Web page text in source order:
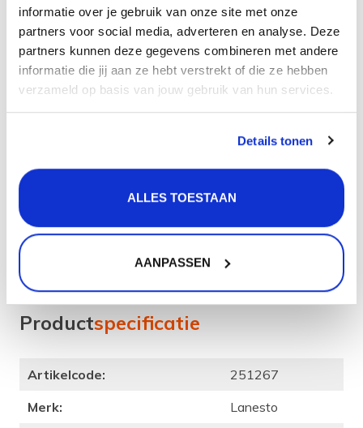
informatie over je gebruik van onze site met onze
partners voor social media, adverteren en analyse. Deze
partners kunnen deze gegevens combineren met andere
informatie die jij aan ze hebt verstrekt of die ze hebben
verzameld op basis van jouw gebruik van hun services.
Details tonen
ALLES TOESTAAN
AANPASSEN
Materiaal: RVS
Soort bediening: Eenhendel
Diameter uitsparingen: 35 mm
Aantal graden draaibaar: 360
Je krijgt 5 jaar garantie op de onderdelen van de kraan
filterstopkranenset.
Filterstopkranen voorkomen dat er vuil in het
binnenwerk van de kraan terecht komt. Hierdoor is de
kans op lekkage en een stroeve bediening kleiner.
Productspecificatie
Artikelcode:
251267
Merk:
Lanesto